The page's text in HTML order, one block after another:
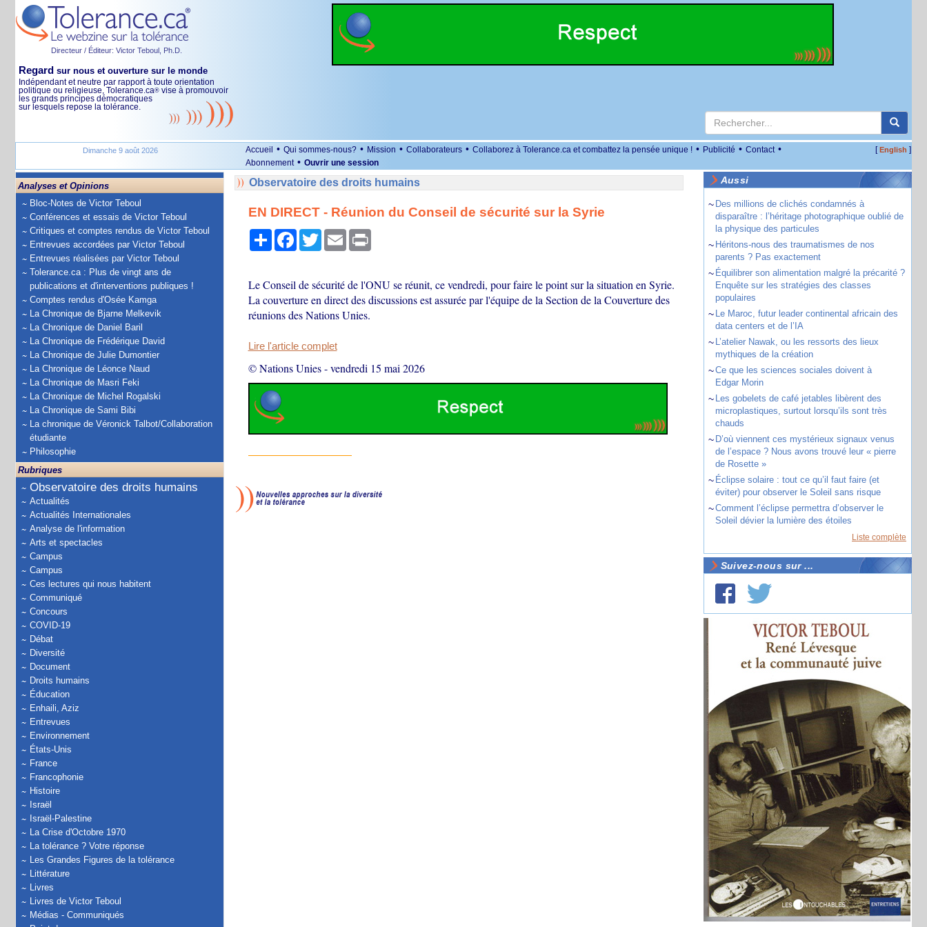
Directeur / Éditeur: Victor Teboul, Ph.D.
Regard sur nous et ouverture sur le monde
Indépendant et neutre par rapport à toute orientation
politique ou religieuse, Tolerance.ca® vise à promouvoir
les grands principes démocratiques
sur lesquels repose la tolérance.
Dimanche 9 août 2026 Accueil • Qui sommes-nous? • Mission • Collaborateurs • Collaborez à Tolerance.ca et combattez la pensée unique ! • Publicité • Contact •
Abonnement • Ouvrir une session
[English ]
Analyses et Opinions
Bloc-Notes de Victor Teboul
Conférences et essais de Victor Teboul
Critiques et comptes rendus de Victor Teboul
Entrevues accordées par Victor Teboul
Entrevues réalisées par Victor Teboul
Tolerance.ca : Plus de vingt ans de
publications et d'interventions publiques !
Comptes rendus d'Osée Kamga
La Chronique de Bjarne Melkevik
La Chronique de Daniel Baril
La Chronique de Frédérique David
La Chronique de Julie Dumontier
La Chronique de Léonce Naud
La Chronique de Masri Feki
La Chronique de Michel Rogalski
La Chronique de Sami Bibi
La chronique de Véronick Talbot/Collaboration
étudiante
Philosophie
Rubriques
Observatoire des droits humains
Actualités
Actualités Internationales
Analyse de l'information
Arts et spectacles
Campus
Campus
Ces lectures qui nous habitent
Communiqué
Concours
COVID-19
Débat
Diversité
Document
Droits humains
Éducation
Enhaili, Aziz
Entrevues
Environnement
États-Unis
France
Francophonie
Histoire
Israël
Israël-Palestine
La Crise d'Octobre 1970
La tolérance ? Votre réponse
Les Grandes Figures de la tolérance
Littérature
Livres
Livres de Victor Teboul
Médias - Communiqués
Observatoire des droits humains
EN DIRECT - Réunion du Conseil de sécurité sur la Syrie
PartagerFacebook
TwitterEmail Print
Le Conseil de sécurité de l'ONU se réunit, ce vendredi, pour faire le point sur la situation en Syrie.
La couverture en direct des discussions est assurée par l'équipe de la Section de la Couverture des
réunions des Nations Unies.
Lire l'article complet
© Nations Unies-vendredi 15 mai 2026
Aussi
~ Des millions de clichés condamnés à
disparaître : l’héritage photographique oublié de
la physique des particules
~ Héritons-nous des traumatismes de nos
parents ? Pas exactement
~ Équilibrer son alimentation malgré la précarité ?
Enquête sur les stratégies des classes
populaires
~ Le Maroc, futur leader continental africain des
data centers et de l’IA
~ L’atelier Nawak, ou les ressorts des lieux
mythiques de la création
~Ce que les sciences sociales doivent à
Edgar Morin
~ Les gobelets de café jetables libèrent des
microplastiques, surtout lorsqu’ils sont très
chauds
~ D’où viennent ces mystérieux signaux venus
de l’espace ? Nous avons trouvé leur « pierre
de Rosette »
~ Éclipse solaire : tout ce qu’il faut faire (et
éviter) pour observer le Soleil sans risque
~Comment l’éclipse permettra d’observer le
Soleil dévier la lumière des étoiles
Liste complète
Suivez-nous sur ...